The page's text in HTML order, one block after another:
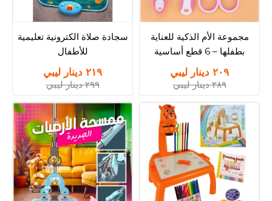
مجموعة الأم الذكية للعناية
بطفلها – 6 قطع أساسية
٢٠٩ دينار ليبي
٢٨٩ دينار ليبي
سجادة صلاة الكترونية تعليمية
للأطفال
٢١٩ دينار ليبي
٢٩٩ دينار ليبي